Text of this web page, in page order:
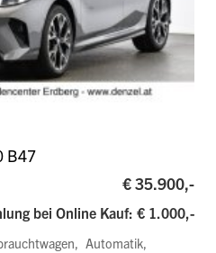
B47
€ 35.900,-
bei Online Kauf: € 1.000,-
Automatik